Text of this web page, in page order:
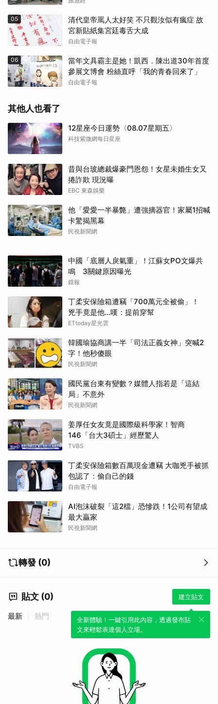
05
清代皇帝罵人太好笑 不只觀汝似有瘋症 故
宮新貼紙集宮廷毒舌大成
自由電子報
06
當年文具霸主是她！凱西．陳出道30年首度
參展文博會 粉絲直呼「我的青春回來了」
自由電子報
其他人也看了
12星座今日運勢〈08.07星期五〉
科技紫微網每日星座
昔與台玻總裁爆豪門恩怨！女星未婚生女又
捲詐欺 現況曝
EBC 東森娛樂
他「愛愛一半暴斃」遭強摘器官！家屬1招喊
卡驚揭黑幕
民視新聞網
中國「底層人戾氣重」！江蘇女PO文爆共
鳴 3關鍵原因曝光
鏡報
丁柔安保險箱遭竊「700萬元全被偷」！
兇手竟是他...嘆：提前穿幫
ETtoday星光雲
韓國瑜協商講一半「司法正義女神」突喊2
字！他秒傻眼
民視新聞網
國民黨台東有變數？媒體人指若是「這結
局」不意外
民視新聞網
姜厚任女友竟是國際級科學家！智商
146「台大3碩士」經歷驚人
TVBS
丁柔安保險箱數百萬現金遭竊 大咖兇手被抓
包認了：偷自己的錢
自由電子報
AI泡沫破裂「這2檔」恐慘跌！1公司有望成
最大贏家
民視新聞網
轉發 (0)
貼文 (0) 建立貼文
全新體驗！一鍵引用此內容，透過發布貼
文來輕鬆表達個人立場。
最新 熱門